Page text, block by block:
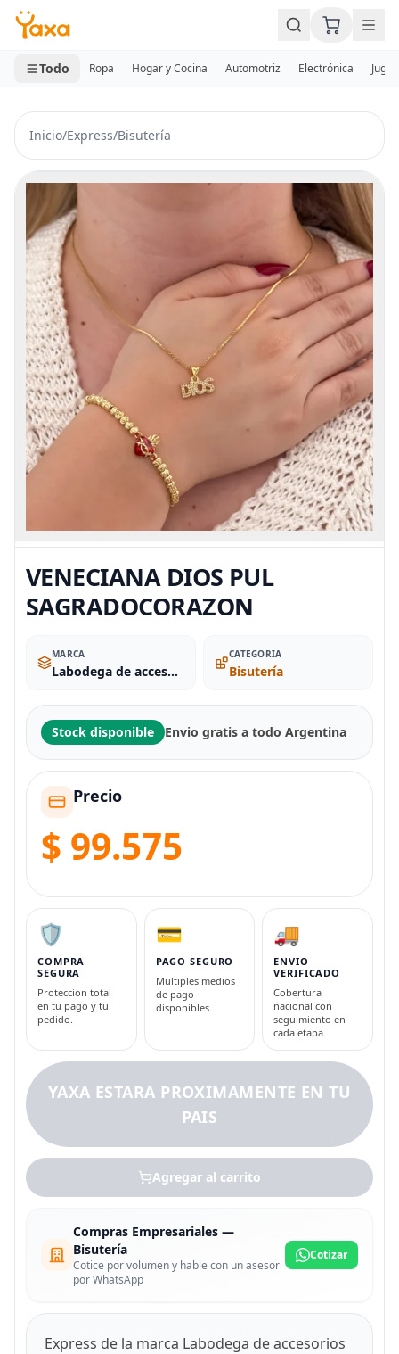
MINI CARRITO
0 productos
Todo Ropa Hogar y Cocina Automotriz Electrónica
Inicio/Express/Bisutería
VENECIANA DIOS PUL
SAGRADOCORAZON
MARCA
Labodega de accesorios
CATEGORIA
Bisutería
Stock disponible Envio gratis a todo Argentina
Precio
$ 99.575
🛡️
COMPRA
SEGURA
Proteccion total
en tu pago y tu
pedido.
💳
PAGO SEGURO
Multiples medios
de pago
disponibles.
🚚
ENVIO
VERIFICADO
Cobertura
nacional con
seguimiento en
cada etapa.
YAXA ESTARA PROXIMAMENTE EN TU
PAIS
Agregar al carrito
Compras Empresariales —
Bisutería
Cotice por volumen y hable con un asesor
por WhatsApp
Cotizar
Express de la marca Labodega de accesorios